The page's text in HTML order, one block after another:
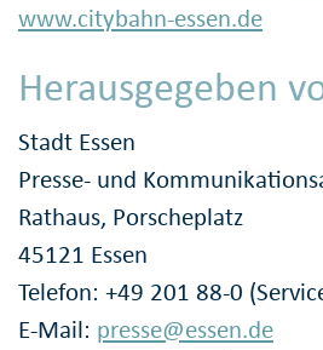
www.citybahn-essen.de
Herausgegeben
Stadt Essen
Presse- und
Rathaus, Porscheplatz
45121 Essen
Telefon: +49 201 88-0
E-Mail: presse@essen.de